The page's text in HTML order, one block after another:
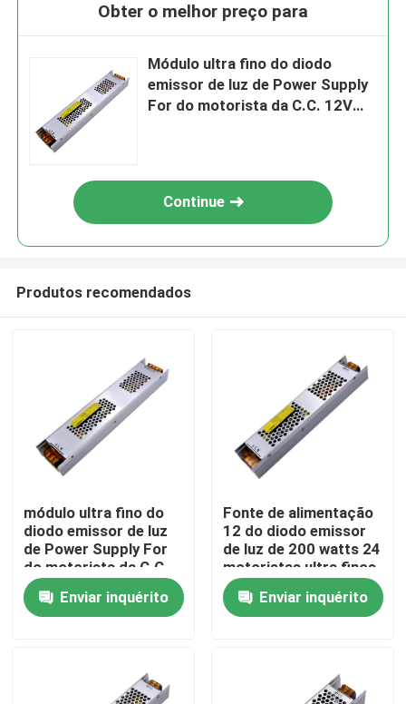
Casa
Obter o melhor preço para
Módulo ultra fino do diodo
emissor de luz de Power Supply
For do motorista da C.C. 12V
Continue
Produtos recomendados
módulo ultra fino do
diodo emissor de luz
de Power Supply For
do motorista da C.C.
12V 24V da fonte de
alimentação da tira do
diodo emissor de luz
Enviar inquérito
Fonte de alimentação
12 do diodo emissor
de luz de 200 watts 24
motoristas ultra finos
do transformador da
tensão do volt IP20
baixos
Enviar inquérito